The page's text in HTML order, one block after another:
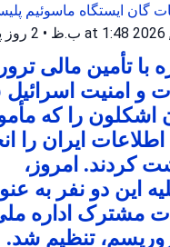
گان ایستگاه ماسوئیم
• 2 روز پیش
با تأمین مالی
و امنیت
اشکلون را که
ایران را
کردند. امروز،
این دو نفر به
مشترک اداره
تنظیم شد.